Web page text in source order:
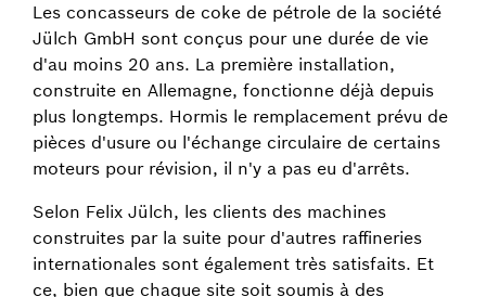
Les concasseurs de coke de pétrole de la société
Jülch GmbH sont conçus pour une durée de vie
d'au moins 20 ans. La première installation,
construite en Allemagne, fonctionne déjà depuis
plus longtemps. Hormis le remplacement prévu de
pièces d'usure ou l'échange circulaire de certains
moteurs pour révision, il n'y a pas eu d'arrêts.
Selon Felix Jülch, les clients des machines
construites par la suite pour d'autres raffineries
internationales sont également très satisfaits. Et
ce, bien que chaque site soit soumis à des